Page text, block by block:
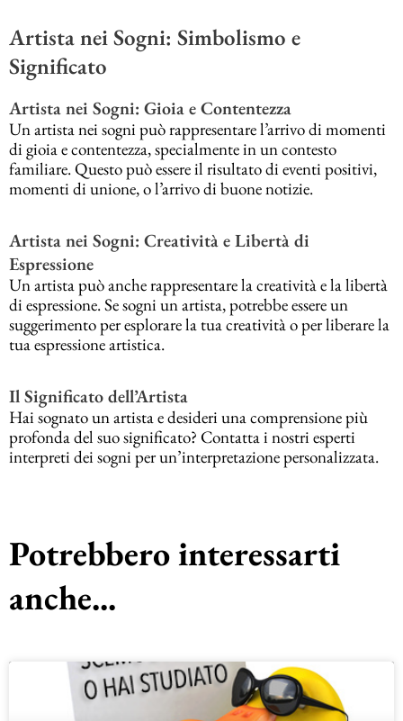
Artista nei Sogni: Simbolismo e
Significato
Artista nei Sogni: Gioia e Contentezza
Un artista nei sogni può rappresentare l’arrivo di momenti
di gioia e contentezza, specialmente in un contesto
familiare. Questo può essere il risultato di eventi positivi,
momenti di unione, o l’arrivo di buone notizie.
Artista nei Sogni: Creatività e Libertà di
Espressione
Un artista può anche rappresentare la creatività e la libertà
di espressione. Se sogni un artista, potrebbe essere un
suggerimento per esplorare la tua creatività o per liberare la
tua espressione artistica.
Il Significato dell’Artista
Hai sognato un artista e desideri una comprensione più
profonda del suo significato? Contatta i nostri esperti
interpreti dei sogni per un’interpretazione personalizzata.
Potrebbero interessarti
anche...